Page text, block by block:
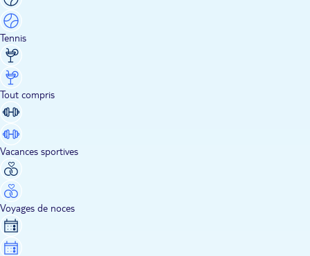
Tennis
Tout compris
Vacances sportives
Voyages de noces